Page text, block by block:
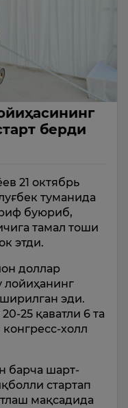
берди
21 октябрь
туманида
буюриб,
тамал тоши
этди.
доллар
лойиҳанинг
эди.
25 қаватли 6 та
холл
барча шарт-
стартап
мақсадида